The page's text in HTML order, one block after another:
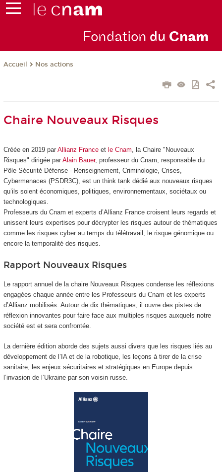
Fondation du Cnam
Accueil Nos actions
Chaire Nouveaux Risques
Créée en 2019 par Allianz Franceet le Cnam, la Chaire "Nouveaux
Risques" dirigée par Alain Bauer, professeur du Cnam, responsable du
Pôle Sécurité Défense - Renseignement, Criminologie, Crises,
Cybermenaces (PSDR3C), est un think tank dédié aux nouveaux risques
qu’ils soient économiques, politiques, environnementaux, sociétaux ou
technologiques.
Professeurs du Cnam et experts d’Allianz France croisent leurs regards et
unissent leurs expertises pour décrypter les risques autour de thématiques
comme les risques cyber au temps du télétravail, le risque génomique ou
encore la temporalité des risques.
Rapport Nouveaux Risques
Le rapport annuel de la chaire Nouveaux Risques condense les réflexions
engagées chaque année entre les Professeurs du Cnam et les experts
d’Allianz mobilisés. Autour de dix thématiques, il ouvre des pistes de
réflexion innovantes pour faire face aux multiples risques auxquels notre
société est et sera confrontée.
La dernière édition aborde des sujets aussi divers que les risques liés au
développement de l’IA et de la robotique, les leçons à tirer de la crise
sanitaire, les enjeux sécuritaires et stratégiques en Europe depuis
l’invasion de l’Ukraine par son voisin russe.